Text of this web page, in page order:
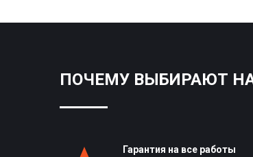
ПОЧЕМУ ВЫБИРАЮТ
Гарантия на все работы